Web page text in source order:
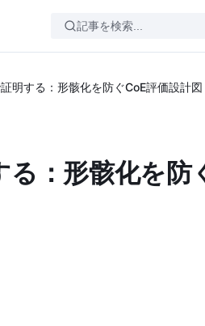
明する：形骸化を防ぐCoE評価設計図
る：形骸化を